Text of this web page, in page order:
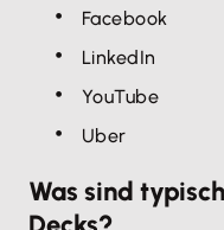
Facebook
LinkedIn
YouTube
Uber
Was sind